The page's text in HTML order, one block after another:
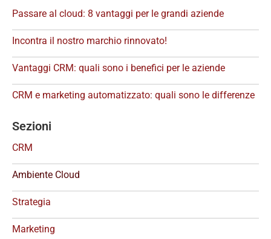
Passare al cloud: 8 vantaggi per le grandi aziende
Incontra il nostro marchio rinnovato!
Vantaggi CRM: quali sono i benefici per le aziende
CRM e marketing automatizzato: quali sono le differenze
Sezioni
CRM
Ambiente Cloud
Strategia
Marketing